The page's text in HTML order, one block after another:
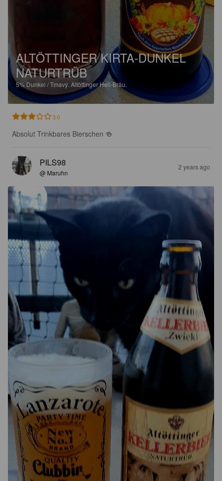
ALTÖTTINGER KIRTA-DUNKEL
NATURTRÜB
5% Dunkel / Tmavý. Altöttinger Hell-Bräu.
3.0
Absolut Trinkbares Bierschen 🍻
PILS98
@ Maruhn
2 years ago